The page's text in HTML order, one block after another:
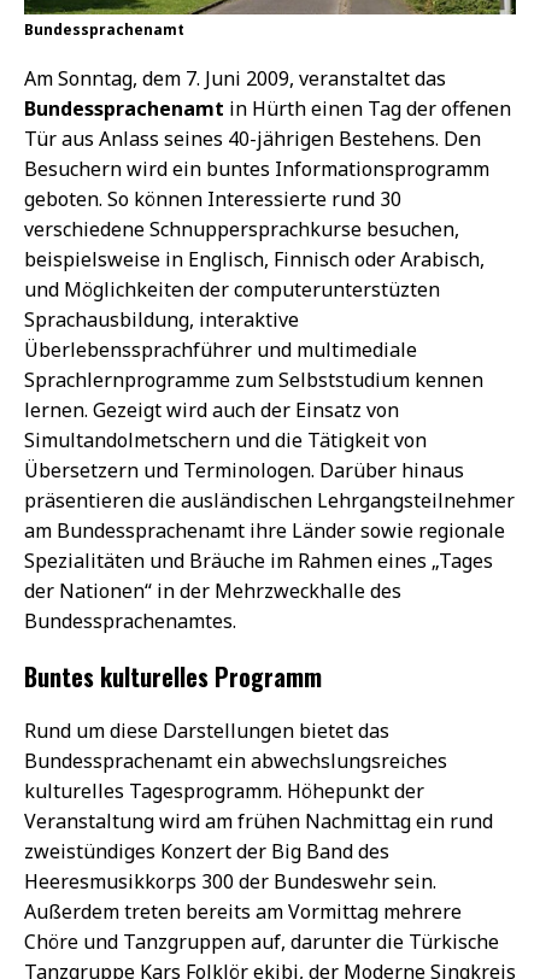
Bundessprachenamt
Am Sonntag, dem 7. Juni 2009, veranstaltet das
Bundessprachenamt in Hürth einen Tag der offenen
Tür aus Anlass seines 40-jährigen Bestehens. Den
Besuchern wird ein buntes Informationsprogramm
geboten. So können Interessierte rund 30
verschiedene Schnuppersprachkurse besuchen,
beispielsweise in Englisch, Finnisch oder Arabisch,
und Möglichkeiten der computerunterstüzten
Sprachausbildung, interaktive
Überlebenssprachführer und multimediale
Sprachlernprogramme zum Selbststudium kennen
lernen. Gezeigt wird auch der Einsatz von
Simultandolmetschern und die Tätigkeit von
Übersetzern und Terminologen. Darüber hinaus
präsentieren die ausländischen Lehrgangsteilnehmer
am Bundessprachenamt ihre Länder sowie regionale
Spezialitäten und Bräuche im Rahmen eines „Tages
der Nationen“ in der Mehrzweckhalle des
Bundessprachenamtes.
Buntes kulturelles Programm
Rund um diese Darstellungen bietet das
Bundessprachenamt ein abwechslungsreiches
kulturelles Tagesprogramm. Höhepunkt der
Veranstaltung wird am frühen Nachmittag ein rund
zweistündiges Konzert der Big Band des
Heeresmusikkorps 300 der Bundeswehr sein.
Außerdem treten bereits am Vormittag mehrere
Chöre und Tanzgruppen auf, darunter die Türkische
Tanzgruppe Kars Folklör ekibi, der Moderne Singkreis